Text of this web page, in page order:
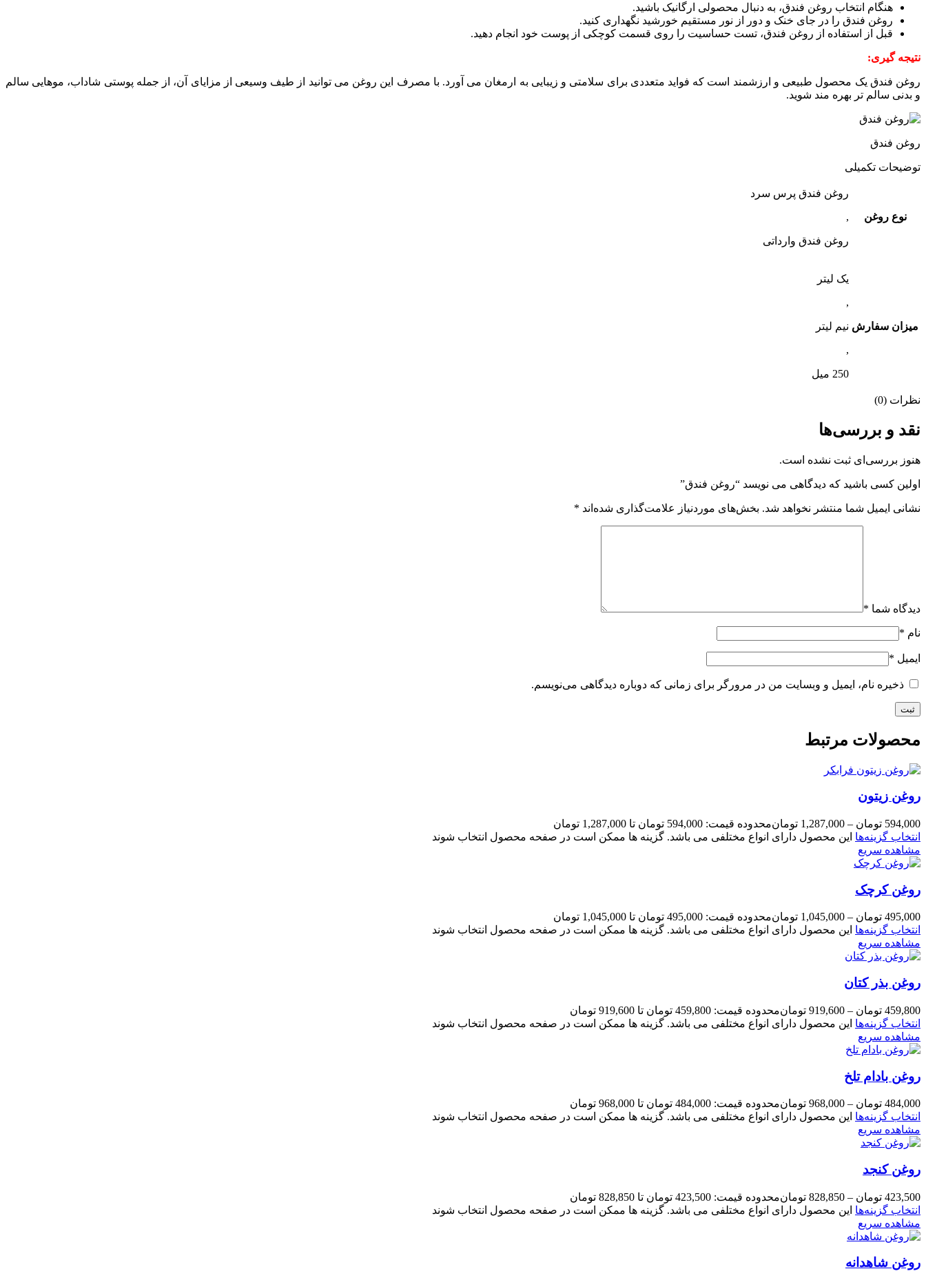
هنگام انتخاب روغن فندق، به دنبال محصولی ارگانیک باشید.
روغن فندق را در جای خنک و دور از نور مستقیم خورشید نگهداری کنید.
قبل از استفاده از روغن فندق، تست حساسیت را روی قسمت کوچکی از پوست خود انجام دهید.
نتیجه گیری:
روغن فندق یک محصول طبیعی و ارزشمند است که فواید متعددی برای سلامتی و زیبایی به ارمغان می آورد. با مصرف این روغن می توانید از طیف وسیعی از مزایای آن، از جمله پوستی شاداب، موهایی سالم
و بدنی سالم تر بهره مند شوید.
روغن فندق
توضیحات تکمیلی
نوع روغن
روغن فندق پرس سرد
,
روغن فندق وارداتی
میزان سفارش
یک لیتر
,
نیم لیتر
,
250 میل
نظرات (0)
نقد و بررسی‌ها
هنوز بررسی‌ای ثبت نشده است.
اولین کسی باشید که دیدگاهی می نویسد “روغن فندق”
نشانی ایمیل شما منتشر نخواهد شد. بخش‌های موردنیاز علامت‌گذاری شده‌اند *
دیدگاه شما *
نام *
ایمیل *
ذخیره نام، ایمیل و وبسایت من در مرورگر برای زمانی که دوباره دیدگاهی می‌نویسم.
محصولات مرتبط
روغن زیتون
594,000 تومان –
1,287,000 تومانمحدوده قیمت: 594,000 تومان تا 1,287,000 تومان
انتخاب گزینه‌ها این محصول دارای انواع مختلفی می باشد. گزینه ها ممکن است در صفحه محصول انتخاب شوند
مشاهده سریع
روغن کرچک
495,000 تومان –
1,045,000 تومانمحدوده قیمت: 495,000 تومان تا 1,045,000 تومان
انتخاب گزینه‌ها این محصول دارای انواع مختلفی می باشد. گزینه ها ممکن است در صفحه محصول انتخاب شوند
مشاهده سریع
روغن بذر کتان
459,800 تومان –
919,600 تومانمحدوده قیمت: 459,800 تومان تا 919,600 تومان
انتخاب گزینه‌ها این محصول دارای انواع مختلفی می باشد. گزینه ها ممکن است در صفحه محصول انتخاب شوند
مشاهده سریع
روغن بادام تلخ
484,000 تومان –
968,000 تومانمحدوده قیمت: 484,000 تومان تا 968,000 تومان
انتخاب گزینه‌ها این محصول دارای انواع مختلفی می باشد. گزینه ها ممکن است در صفحه محصول انتخاب شوند
مشاهده سریع
روغن کنجد
423,500 تومان –
828,850 تومانمحدوده قیمت: 423,500 تومان تا 828,850 تومان
انتخاب گزینه‌ها این محصول دارای انواع مختلفی می باشد. گزینه ها ممکن است در صفحه محصول انتخاب شوند
مشاهده سریع
روغن شاهدانه